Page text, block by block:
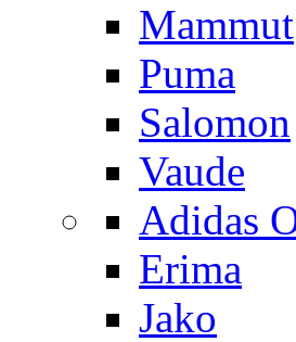
Mammut
Puma
Salomon
Vaude
Adidas
Erima
Jako